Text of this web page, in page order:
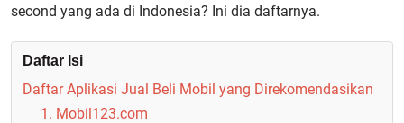
second yang ada di Indonesia? Ini dia daftarnya.
Daftar Isi
Daftar Aplikasi Jual Beli Mobil yang Direkomendasikan
1. Mobil123.com